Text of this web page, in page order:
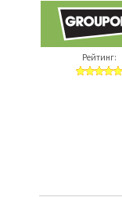
Рейтинг: